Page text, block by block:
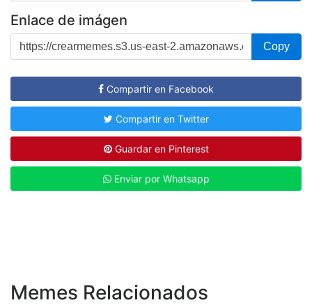
Enlace de imágen
Copy
Compartir en Facebook
Compartir en Twitter
Guardar en Pinterest
Enviar por Whatsapp
Memes Relacionados